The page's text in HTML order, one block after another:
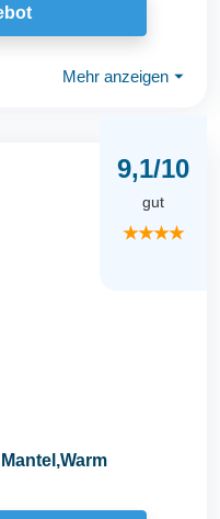
Mehr anzeigen ⏷
9,1/10
gut
★★★★